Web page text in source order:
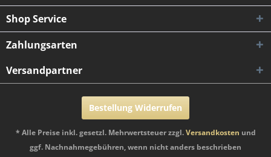
Shop Service
Zahlungsarten
Versandpartner
Bestellung Widerrufen
* Alle Preise inkl. gesetzl. Mehrwertsteuer zzgl.Versandkosten und
ggf. Nachnahmegebühren, wenn nicht anders beschrieben